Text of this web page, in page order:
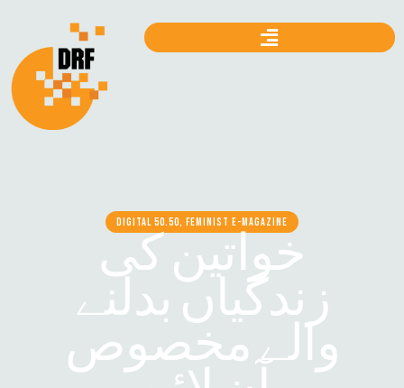
DIGITAL 50.50, FEMINIST E-MAGAZINE
خواتین کی
زندگیاں بدلنے
والے مخصوص